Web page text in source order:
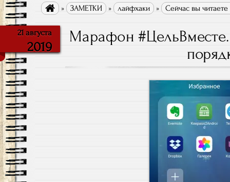
 » ЗАМЕТКИ » лайфхаки » Сейчас вы
21 августа
2019
Марафон